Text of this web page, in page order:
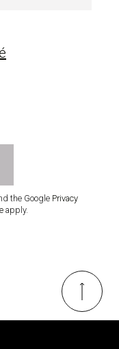
the Google Privacy
apply.